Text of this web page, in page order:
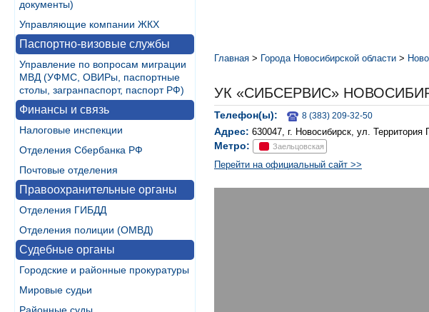
документы)
Управляющие компании ЖКХ
Паспортно-визовые службы
Управление по вопросам миграции
МВД (УФМС, ОВИРы, паспортные
столы, загранпаспорт, паспорт РФ)
Финансы и связь
Налоговые инспекции
Отделения Сбербанка РФ
Почтовые отделения
Правоохранительные органы
Отделения ГИБДД
Отделения полиции (ОМВД)
Судебные органы
Городские и районные прокуратуры
Мировые судьи
Главная > Города Новосибирской области >
УК «СИБСЕРВИС»
Телефон(ы): 8 (383) 209-32-50
Адрес: 630047, г. Новосибирск, ул. Территория
Метро: Заельцовская
Перейти на официальный сайт >>